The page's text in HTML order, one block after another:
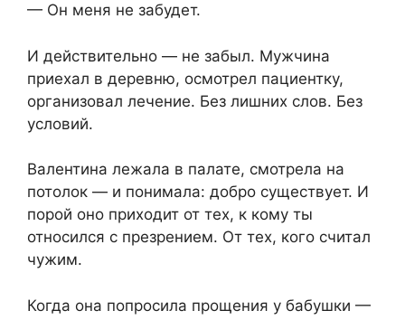
— Он меня не забудет.
И действительно — не забыл. Мужчина
приехал в деревню, осмотрел пациентку,
организовал лечение. Без лишних слов. Без
условий.
Валентина лежала в палате, смотрела на
потолок — и понимала: добро существует. И
порой оно приходит от тех, к кому ты
относился с презрением. От тех, кого считал
чужим.
Когда она попросила прощения у бабушки —